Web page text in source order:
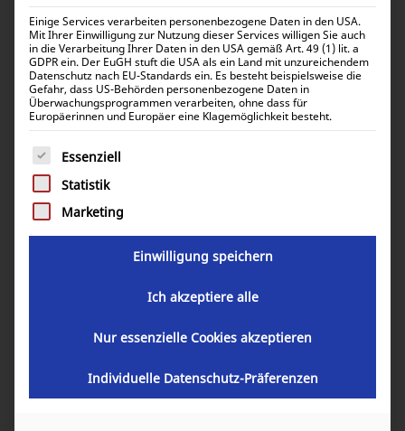
12,54€ inkl. 0% MwSt.
14,92€inkl. 19% MwSt.
Keilriemen für Deutz F04M2011
Artikelnummer:
Einige Services verarbeiten personenbezogene Daten in den USA.
Mit Ihrer Einwilligung zur Nutzung dieser Services willigen Sie auch
in die Verarbeitung Ihrer Daten in den USA gemäß Art. 49 (1) lit. a
GDPR ein. Der EuGH stuft die USA als ein Land mit unzureichendem
Datenschutz nach EU-Standards ein. Es besteht beispielsweise die
Gefahr, dass US-Behörden personenbezogene Daten in
Überwachungsprogrammen verarbeiten, ohne dass für
Europäerinnen und Europäer eine Klagemöglichkeit besteht.
Es folgt eine Liste der Service-Gruppen, für die eine
Essenziell
Statistik
Marketing
Einwilligung speichern
Ich akzeptiere alle
Nur essenzielle Cookies akzeptieren
Individuelle Datenschutz-Präferenzen